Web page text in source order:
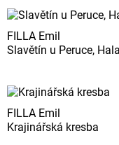
FILLA Emil
Slavětín u Peruce,
FILLA Emil
Krajinářská kresba